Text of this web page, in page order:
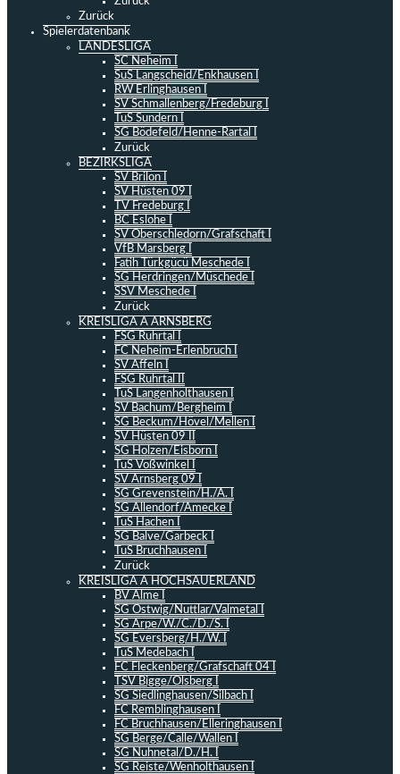
Zurück
Spielerdatenbank
LANDESLIGA
SC Neheim I
SuS Langscheid/Enkhausen I
RW Erlinghausen I
SV Schmallenberg/Fredeburg I
TuS Sundern I
SG Bödefeld/Henne-Rartal I
Zurück
BEZIRKSLIGA
SV Brilon I
SV Hüsten 09 I
TV Fredeburg I
BC Eslohe I
SV Oberschledorn/Grafschaft I
VfB Marsberg I
Fatih Türkgücü Meschede I
SG Herdringen/Müschede I
SSV Meschede I
Zurück
KREISLIGA A ARNSBERG
FSG Ruhrtal I
FC Neheim-Erlenbruch I
SV Affeln I
FSG Ruhrtal II
TuS Langenholthausen I
SV Bachum/Bergheim I
SG Beckum/Hövel/Mellen I
SV Hüsten 09 II
SG Holzen/Eisborn I
TuS Voßwinkel I
SV Arnsberg 09 I
SG Grevenstein/H./A. I
SG Allendorf/Amecke I
TuS Hachen I
SG Balve/Garbeck I
TuS Bruchhausen I
Zurück
KREISLIGA A HOCHSAUERLAND
BV Alme I
SG Ostwig/Nuttlar/Valmetal I
SG Arpe/W./C./D./S. I
SG Eversberg/H./W. I
TuS Medebach I
FC Fleckenberg/Grafschaft 04 I
TSV Bigge/Olsberg I
SG Siedlinghausen/Silbach I
FC Remblinghausen I
FC Bruchhausen/Elleringhausen I
SG Berge/Calle/Wallen I
SG Nuhnetal/D./H. I
SG Reiste/Wenholthausen I